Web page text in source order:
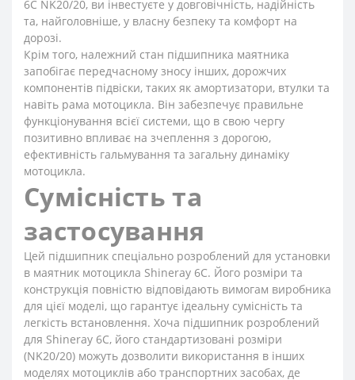
6C NK20/20, ви інвестуєте у довговічність, надійність
та, найголовніше, у власну безпеку та комфорт на
дорозі.
Крім того, належний стан підшипника маятника
запобігає передчасному зносу інших, дорожчих
компонентів підвіски, таких як амортизатори, втулки та
навіть рама мотоцикла. Він забезпечує правильне
функціонування всієї системи, що в свою чергу
позитивно впливає на зчеплення з дорогою,
ефективність гальмування та загальну динаміку
мотоцикла.
Сумісність та
застосування
Цей підшипник спеціально розроблений для установки
в маятник мотоцикла Shineray 6C. Його розміри та
конструкція повністю відповідають вимогам виробника
для цієї моделі, що гарантує ідеальну сумісність та
легкість встановлення. Хоча підшипник розроблений
для Shineray 6C, його стандартизовані розміри
(NK20/20) можуть дозволити використання в інших
моделях мотоциклів або транспортних засобах, де